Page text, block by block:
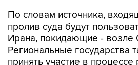
По словам источника,
пролив суда будут
Ирана, покидающие - возле
Региональные государства
принять участие в